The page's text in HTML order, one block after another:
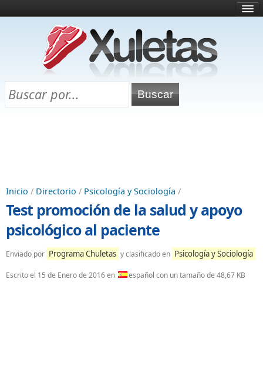
¿Qué es esto?
Directorio
Chuletas para exámenes
Inicio / Directorio / Psicología y Sociología /
Test promoción de la salud y apoyo
psicológico al paciente
Enviado por Programa Chuletas y clasificado en Psicología y Sociología
Escrito el 15 de Enero de 2016en español con un tamaño de 48,67 KB